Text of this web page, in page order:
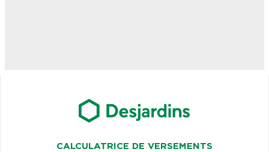
CALCULATRICE DE VERSEMENTS